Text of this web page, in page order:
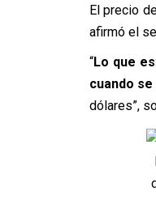
El precio
afirmó el
“Lo que
cuando
dólares”,